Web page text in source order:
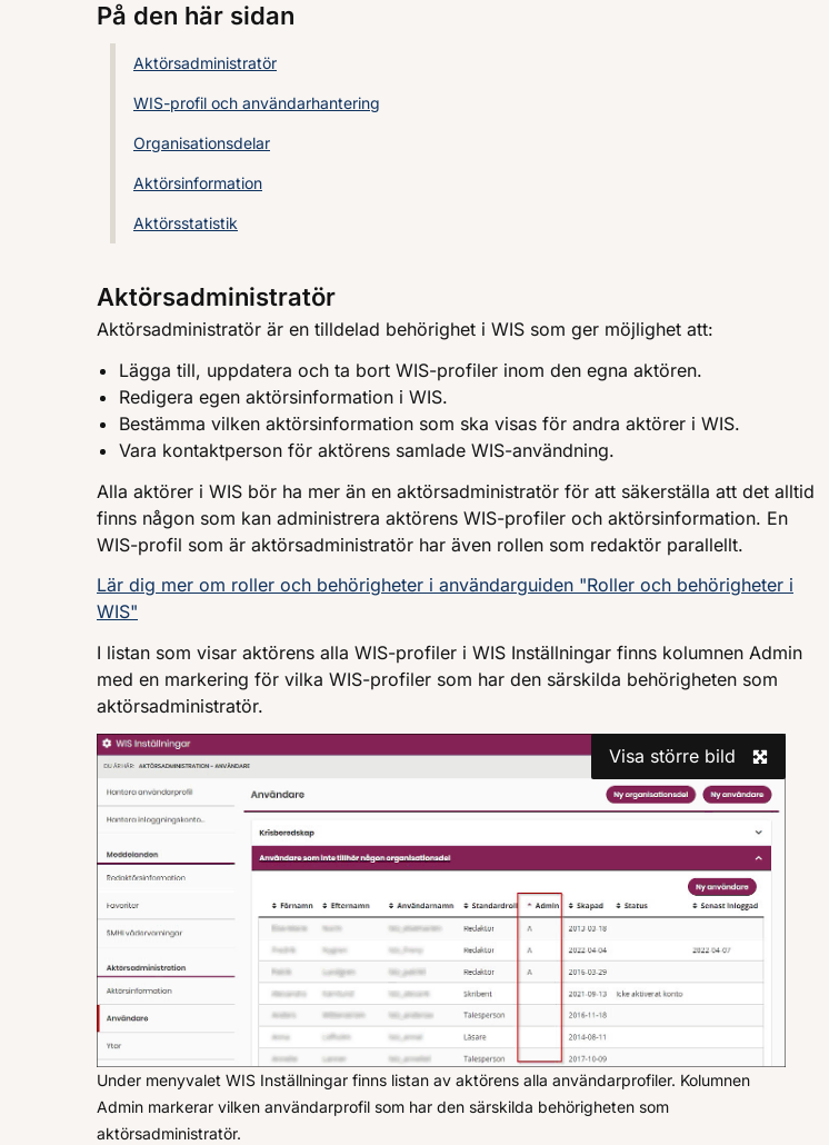
På den här sidan
Aktörsadministratör
WIS-profil och användarhantering
Organisationsdelar
Aktörsinformation
Aktörsstatistik
Aktörsadministratör
Aktörsadministratör är en tilldelad behörighet i WIS som ger möjlighet att:
Lägga till, uppdatera och ta bort WIS-profiler inom den egna aktören.
Redigera egen aktörsinformation i WIS.
Bestämma vilken aktörsinformation som ska visas för andra aktörer i WIS.
Vara kontaktperson för aktörens samlade WIS-användning.
Alla aktörer i WIS bör ha mer än en aktörsadministratör för att säkerställa att det alltid
finns någon som kan administrera aktörens WIS-profiler och aktörsinformation. En
WIS-profil som är aktörsadministratör har även rollen som redaktör parallellt.
Lär dig mer om roller och behörigheter i användarguiden "Roller och behörigheter i
WIS"
I listan som visar aktörens alla WIS-profiler i WIS Inställningar finns kolumnen Admin
med en markering för vilka WIS-profiler som har den särskilda behörigheten som
aktörsadministratör.
Under menyvalet WIS Inställningar finns listan av aktörens alla användarprofiler. Kolumnen
Admin markerar vilken användarprofil som har den särskilda behörigheten som
aktörsadministratör.
Visa större bild